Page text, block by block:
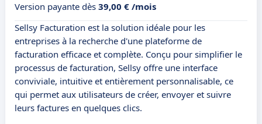
Version payante dès 39,00 € /mois
Sellsy Facturation est la solution idéale pour les
entreprises à la recherche d'une plateforme de
facturation efficace et complète. Conçu pour simplifier le
processus de facturation, Sellsy offre une interface
conviviale, intuitive et entièrement personnalisable, ce
qui permet aux utilisateurs de créer, envoyer et suivre
leurs factures en quelques clics.